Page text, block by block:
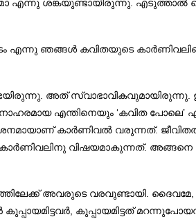
എന്നു ശങ്കയുണ്ടായിരുന്നു. എടുത്താൽ
എന്നു ഞങ്ങൾ കവിതയുടെ
അത് സ്വാഭാവികവുമായിരുന്നു.
എന്തിനെയും ‘കവിത പോലെ’
കാർണിവൽ വരുന്നത്.
കാർണിവലിനു വിഷയമാകുന്നത്.
അവരുടെ വരവുണ്ടായി.
കുപ്പായമിട്ടത്